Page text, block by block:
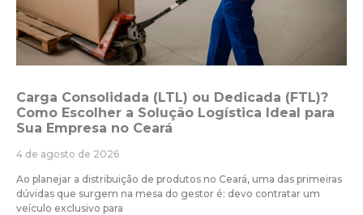
Carga Consolidada (LTL) ou Dedicada (FTL)?
Como Escolher a Solução Logística Ideal para
Sua Empresa no Ceará
4 de agosto de 2026
Ao planejar a distribuição de produtos no Ceará, uma das primeiras
dúvidas que surgem na mesa do gestor é: devo contratar um
veículo exclusivo para